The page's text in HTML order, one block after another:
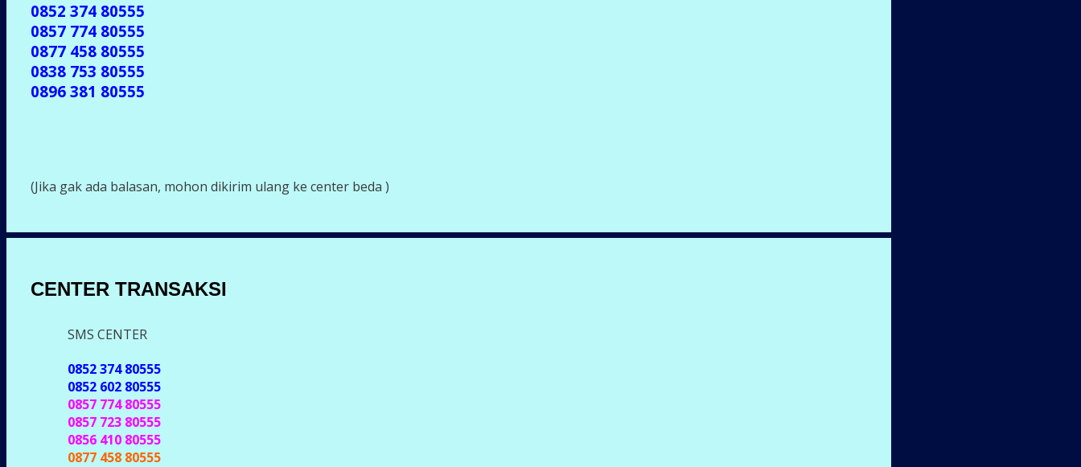
0852 374 80555
0857 774 80555
0877 458 80555
0838 753 80555
0896 381 80555
(Jika gak ada balasan, mohon dikirim ulang ke center beda )
CENTER TRANSAKSI
SMS CENTER
0852 374 80555
0852 602 80555
0857 774 80555
0857 723 80555
0856 410 80555
0877 458 80555